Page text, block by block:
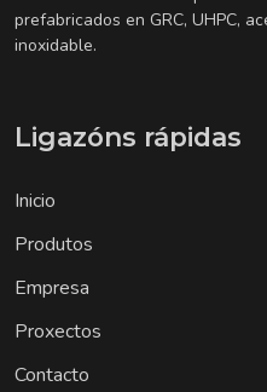
prefabricados en GRC, UHPC,
inoxidable.
Ligazóns rápidas
Inicio
Produtos
Empresa
Proxectos
Contacto